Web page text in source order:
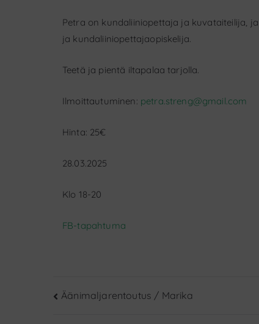
Petra on kundaliiniopettaja ja kuvataiteilija,
ja kundaliiniopettajaopiskelija.
Teetä ja pientä iltapalaa tarjolla.
Ilmoittautuminen: petra.streng@gmail.com
Hinta: 25€
28.03.2025
Klo 18-20
FB-tapahtuma
Artikkelien
Äänimaljarentoutus / Marika